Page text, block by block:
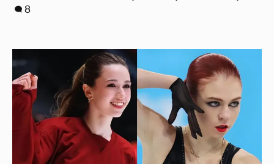
Камила Валиева и Александра Трусова
вернутся на международные
соревнования
5